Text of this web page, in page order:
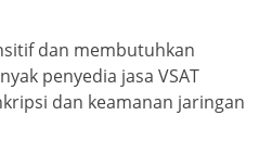
dan membutuhkan
penyedia jasa VSAT
dan keamanan jaringan